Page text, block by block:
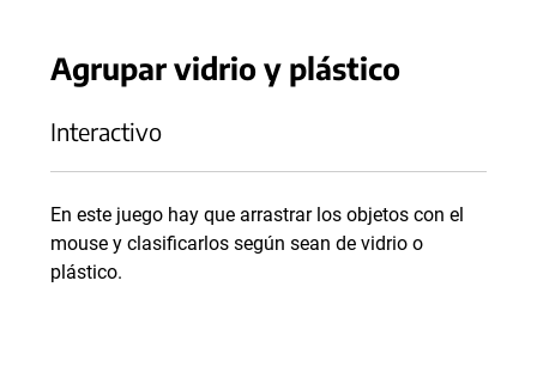
Agrupar vidrio y plástico
Interactivo
En este juego hay que arrastrar los objetos con el
mouse y clasificarlos según sean de vidrio o
plástico.